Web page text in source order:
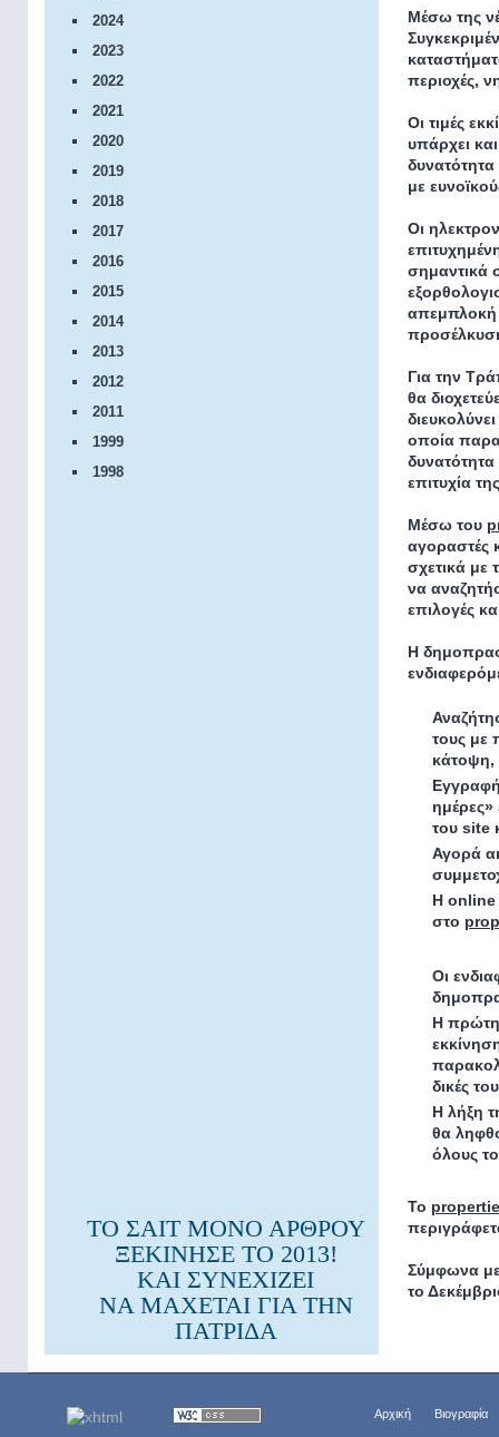
2024
2023
2022
2021
2020
2019
2018
2017
2016
2015
2014
2013
2012
2011
1999
1998
ΤΟ ΣΑΙΤ ΜΟΝΟ ΑΡΘΡΟΥ
ΞΕΚΙΝΗΣΕ ΤΟ 2013!
ΚΑΙ ΣΥΝΕΧΙΖΕΙ
ΝΑ ΜΑΧΕΤΑΙ ΓΙΑ ΤΗΝ
ΠΑΤΡΙΔΑ
Μέσω της
περιοχές,
Οι τιμές
υπάρχει
με
Οι
σημαντικά
απεμπλοκή
Για την
θα
οποία
επιτυχία
Μέσω του
αγοραστές
σχετικά με
να
επιλογές
Η
τους με
κάτοψη,
ημέρες»
του site
Αγορά
Η online
στο
Οι
Η πρώτη
δικές
Η λήξη
θα
όλους
Το
Σύμφωνα
το
Αρχική Βιογραφία